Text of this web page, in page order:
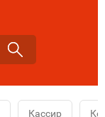
Кассир